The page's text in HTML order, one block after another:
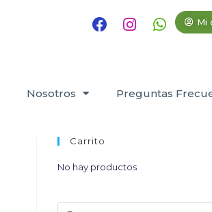
Mi
Nosotros Preguntas
Carrito
No hay productos